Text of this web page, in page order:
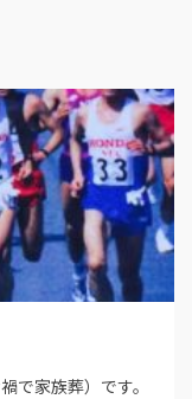
で家族葬）です。